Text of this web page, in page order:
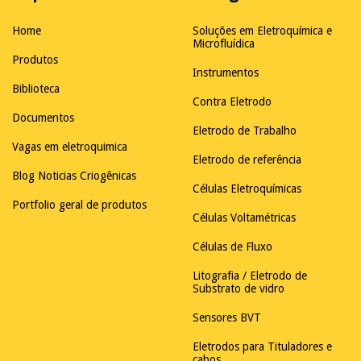
Home
Produtos
Biblioteca
Documentos
Vagas em eletroquimica
Blog Noticias Criogênicas
Portfolio geral de produtos
Soluções em Eletroquímica e
Microfluídica
Instrumentos
Contra Eletrodo
Eletrodo de Trabalho
Eletrodo de referência
Células Eletroquímicas
Células Voltamétricas
Células de Fluxo
Litografia / Eletrodo de
Substrato de vidro
Sensores BVT
Eletrodos para Tituladores e